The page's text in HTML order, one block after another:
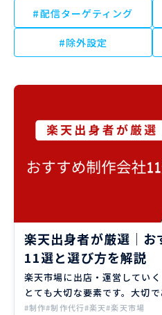
#配信ターゲティング
#除外設定
楽天出身者が厳選｜
11選と選び方を解説
楽天市場に出店・運営してい
とても大切な要素です。大切
場での制作業務を制作の代行
#制作#制作代行#楽天#楽天市場